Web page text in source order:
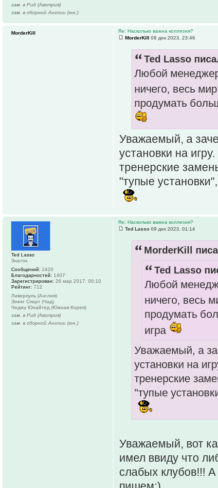
зам. в Рид (Австрия)
зам. в сборной Англии (юн.)
Re: Насколько важна коллизия?
MorderKill 08 дек 2023, 23:46
Ted Lasso
Любой
ничего, весь
продумать
Уважаемый, а
установки на
тренерские
"тупые
MorderKill
Re: Насколько важна коллизия?
Ted Lasso 09 дек 2023, 01:14
MorderKill
Ted Lasso
Любой
ничего, весь
продумать
игра
Уважаемый, а
установки на
тренерские
"тупые
Уважаемый, вот
имел ввиду что
слабых клубов!!!
Ted Lasso
Знаток
Сообщений: 2420
Благодарностей: 1407
Зарегистрирован: 26 мар 2017, 00:10
Рейтинг: 712
Ливерпуль (Англия)
Элект Спорт (Чад)
Чеджу Юнайтед (Южная Корея)
зам. в Рид (Австрия)
зам. в сборной Англии (юн.)